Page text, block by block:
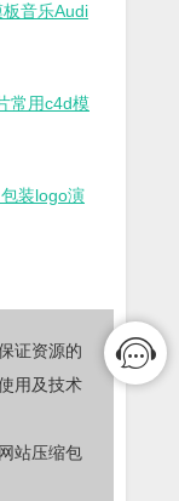
音乐Audi
常用c4d模
装logo演
证资源的
用及技术
站压缩包